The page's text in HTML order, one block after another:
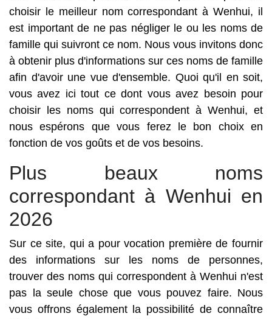
choisir le meilleur nom correspondant à Wenhui, il
est important de ne pas négliger le ou les noms de
famille qui suivront ce nom. Nous vous invitons donc
à obtenir plus d'informations sur ces noms de famille
afin d'avoir une vue d'ensemble. Quoi qu'il en soit,
vous avez ici tout ce dont vous avez besoin pour
choisir les noms qui correspondent à Wenhui, et
nous espérons que vous ferez le bon choix en
fonction de vos goûts et de vos besoins.
Plus beaux noms
correspondant à Wenhui en
2026
Sur ce site, qui a pour vocation première de fournir
des informations sur les noms de personnes,
trouver des noms qui correspondent à Wenhui n'est
pas la seule chose que vous pouvez faire. Nous
vous offrons également la possibilité de connaître